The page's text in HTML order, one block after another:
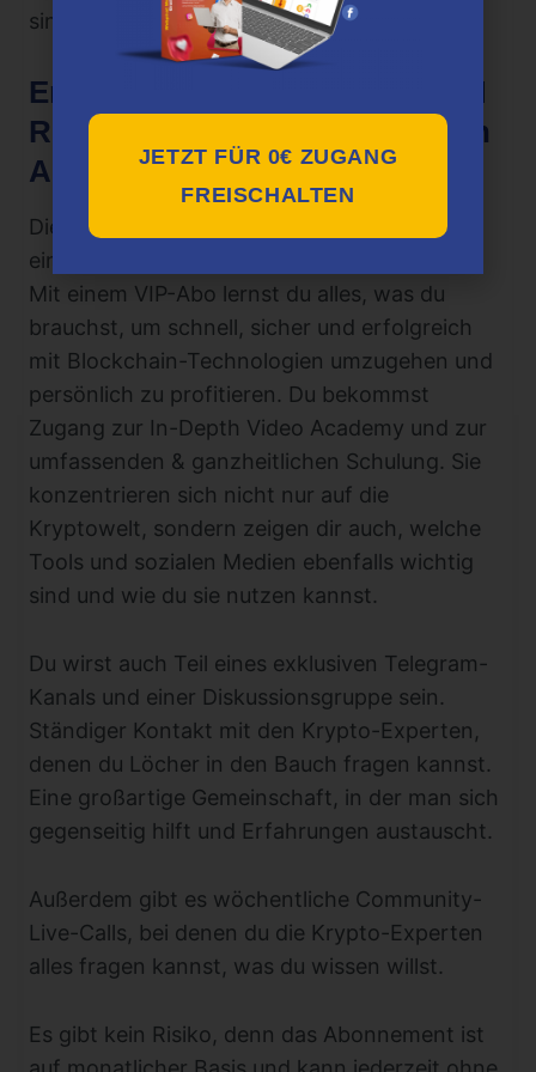
sind.
Erfahrungen mit BLOCKCHAIN
REBELLEN und Die Blockchain
Akademie
Die Blockchain Akademie kostet 99,90 € für
ein VIP-Monatsabo.
Mit einem VIP-Abo lernst du alles, was du
brauchst, um schnell, sicher und erfolgreich
mit Blockchain-Technologien umzugehen und
persönlich zu profitieren. Du bekommst
Zugang zur In-Depth Video Academy und zur
umfassenden & ganzheitlichen Schulung. Sie
konzentrieren sich nicht nur auf die
Kryptowelt, sondern zeigen dir auch, welche
Tools und sozialen Medien ebenfalls wichtig
sind und wie du sie nutzen kannst.
Du wirst auch Teil eines exklusiven Telegram-
Kanals und einer Diskussionsgruppe sein.
Ständiger Kontakt mit den Krypto-Experten,
denen du Löcher in den Bauch fragen kannst.
Eine großartige Gemeinschaft, in der man sich
gegenseitig hilft und Erfahrungen austauscht.
Außerdem gibt es wöchentliche Community-
Live-Calls, bei denen du die Krypto-Experten
alles fragen kannst, was du wissen willst.
Es gibt kein Risiko, denn das Abonnement ist
JETZT FÜR 0€ ZUGANG
FREISCHALTEN